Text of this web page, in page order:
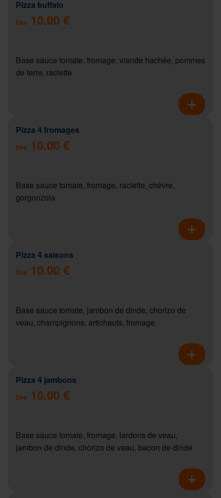
Pizza buffalo
Dès 10.00 €
Base sauce tomate, fromage, viande hachée, pommes
de terre, raclette
Pizza 4 fromages
Dès 10.00 €
Base sauce tomate, fromage, raclette, chèvre,
gorgonzola
Pizza 4 saisons
Dès 10.00 €
Base sauce tomate, jambon de dinde, chorizo de
veau, champignons, artichauts, fromage
Pizza 4 jambons
Dès 10.00 €
Base sauce tomate, fromage, lardons de veau,
jambon de dinde, chorizo de veau, bacon de dinde